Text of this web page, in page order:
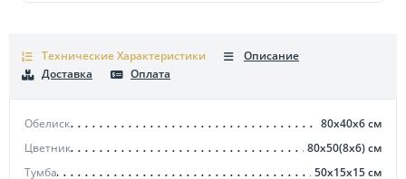
Технические Характеристики
Обелиск 80х40х6см
Цветник
80х50(8х6)см
Тумба
50х15х15см
Описание
Доставка
Оплата